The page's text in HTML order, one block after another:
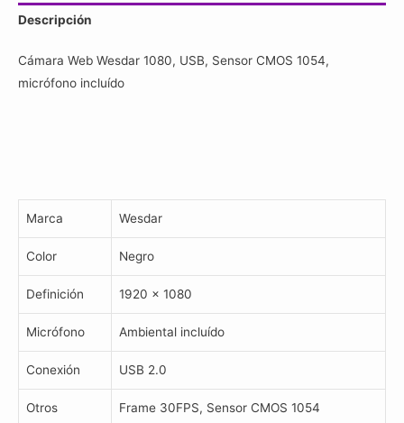
Usb2.0
Descripción
Cámara Web Wesdar 1080, USB, Sensor CMOS 1054,
micrófono incluído
Marca Wesdar
Color Negro
Definición 1920 x 1080
Micrófono Ambiental incluído
Conexión USB 2.0
Otros Frame 30FPS, Sensor CMOS 1054